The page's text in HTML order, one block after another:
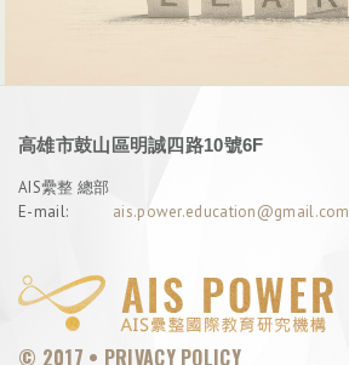
高雄市鼓山區明誠四路10號6F
AIS纍整 總部
E-mail:
ais.power.education@gmail.com
© 2017 • PRIVACY POLICY